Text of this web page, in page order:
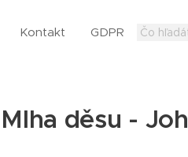
Kontakt GDPR
Mlha děsu -